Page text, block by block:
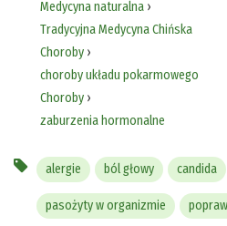
Medycyna naturalna ›
Tradycyjna Medycyna Chińska
Choroby ›
choroby układu pokarmowego
Choroby ›
zaburzenia hormonalne
alergie ból głowy candida
pasożyty w organizmie